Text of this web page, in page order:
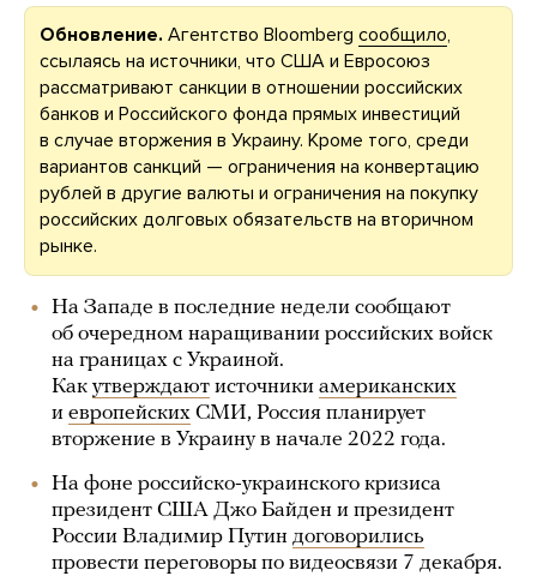
Обновление. Агентство Bloomberg сообщило,
ссылаясь на источники, что США и Евросоюз
рассматривают санкции в отношении российских
банков и Российского фонда прямых инвестиций
в случае вторжения в Украину. Кроме того, среди
вариантов санкций — ограничения на конвертацию
рублей в другие валюты и ограничения на покупку
российских долговых обязательств на вторичном
рынке.
На Западе в последние недели сообщают
об очередном наращивании российских войск
на границах с Украиной.
Как утверждают источники американских
и европейских СМИ, Россия планирует
вторжение в Украину в начале 2022 года.
На фоне российско-украинского кризиса
президент США Джо Байден и президент
России Владимир Путин договорились
провести переговоры по видеосвязи 7 декабря.